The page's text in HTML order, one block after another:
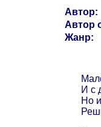
Автор:
Автор
Жанр:
И с
Но